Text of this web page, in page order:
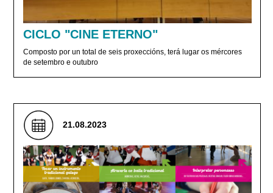
CICLO "CINE ETERNO"
Composto por un total de seis proxeccións, terá lugar os mércores
de setembro e outubro
21.08.2023